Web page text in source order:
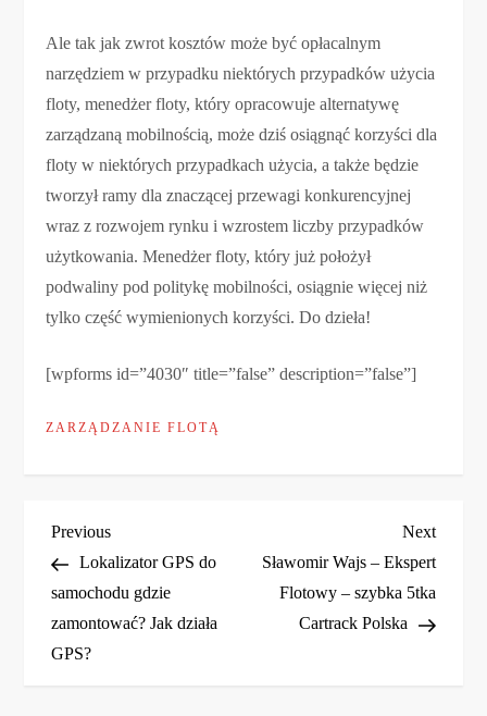
Ale tak jak zwrot kosztów może być opłacalnym
narzędziem w przypadku niektórych przypadków użycia
floty, menedżer floty, który opracowuje alternatywę
zarządzaną mobilnością, może dziś osiągnąć korzyści dla
floty w niektórych przypadkach użycia, a także będzie
tworzył ramy dla znaczącej przewagi konkurencyjnej
wraz z rozwojem rynku i wzrostem liczby przypadków
użytkowania. Menedżer floty, który już położył
podwaliny pod politykę mobilności, osiągnie więcej niż
tylko część wymienionych korzyści. Do dzieła!
[wpforms id=”4030″ title=”false” description=”false”]
ZARZĄDZANIE FLOTĄ
N
a
w
Previous
Post
Previous
Lokalizator GPS do
samochodu gdzie
zamontować? Jak działa
GPS?
Next
Post
Next
Sławomir Wajs – Ekspert
Flotowy – szybka 5tka
Cartrack Polska